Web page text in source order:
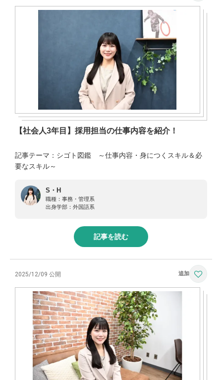
【社会人3年目】採用担当の仕事内容を紹介！
記事テーマ：シゴト図鑑 ～仕事内容・身につくスキル＆必
要なスキル～
S・H
職種： 事務・管理系
出身学部： 外国語系
記事を読む
2025/12/09 公開